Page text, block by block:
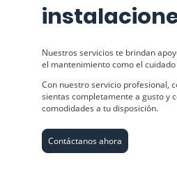
Nuestros servicios te brindan
el mantenimiento como el
Con nuestro servicio profesional,
sientas completamente a gusto y
comodidades a tu disposición.
Contáctanos ahora